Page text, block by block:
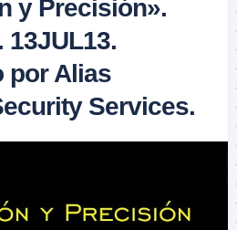
y Precisión».
13JUL13.
por Alias
Services.